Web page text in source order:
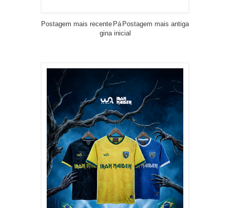
Postagem mais recente Postagem mais antiga
Pá
gina inicial